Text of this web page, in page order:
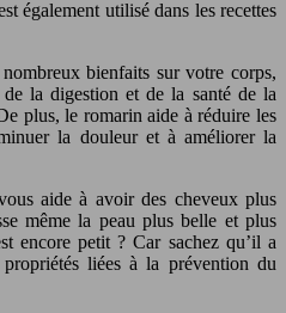
également utilisé dans les recettes
bienfaits sur votre corps,
la digestion et de la santé de la
plus, le romarin aide à réduire les
la douleur et à améliorer la
aide à avoir des cheveux plus
même la peau plus belle et plus
encore petit ? Car sachez qu’il a
liées à la prévention du